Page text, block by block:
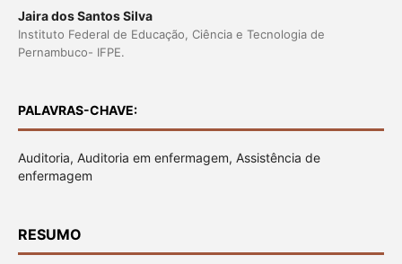
Jaira dos Santos Silva
Instituto Federal de Educação, Ciência e Tecnologia de
Pernambuco- IFPE.
PALAVRAS-CHAVE:
Auditoria, Auditoria em enfermagem, Assistência de
enfermagem
RESUMO